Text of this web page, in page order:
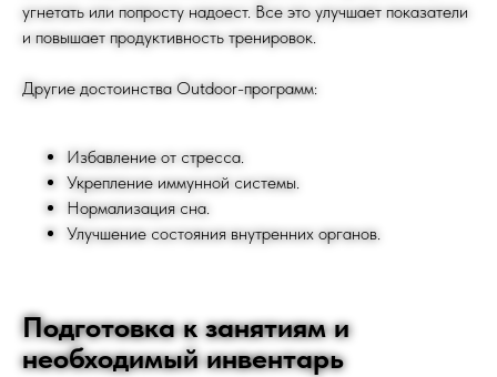
угнетать или попросту надоест. Все это улучшает показатели
и повышает продуктивность тренировок.
Другие достоинства Outdoor-программ:
Избавление от стресса.
Укрепление иммунной системы.
Нормализация сна.
Улучшение состояния внутренних органов.
Подготовка к занятиям и
необходимый инвентарь